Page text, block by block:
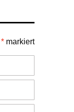
* markiert